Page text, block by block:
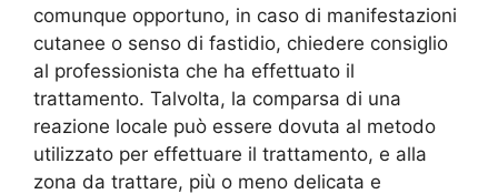
comunque opportuno, in caso di manifestazioni
cutanee o senso di fastidio, chiedere consiglio
al professionista che ha effettuato il
trattamento. Talvolta, la comparsa di una
reazione locale può essere dovuta al metodo
utilizzato per effettuare il trattamento, e alla
zona da trattare, più o meno delicata e